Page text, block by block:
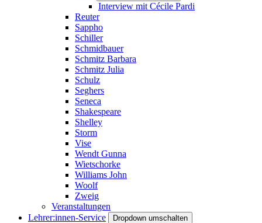
Interview mit Cécile Pardi
Reuter
Sappho
Schiller
Schmidbauer
Schmitz Barbara
Schmitz Julia
Schulz
Seghers
Seneca
Shakespeare
Shelley
Storm
Vise
Wendt Gunna
Wietschorke
Williams John
Woolf
Zweig
Veranstaltungen
Lehrer:innen-Service
Dropdown umschalten